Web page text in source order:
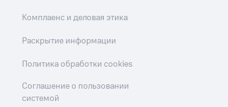
Комплаенс и деловая этика
Раскрытие информации
Политика обработки cookies
Соглашение о пользовании
системой